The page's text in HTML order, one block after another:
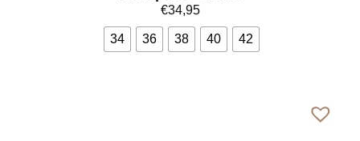
€34,95
34 36 38 40 42